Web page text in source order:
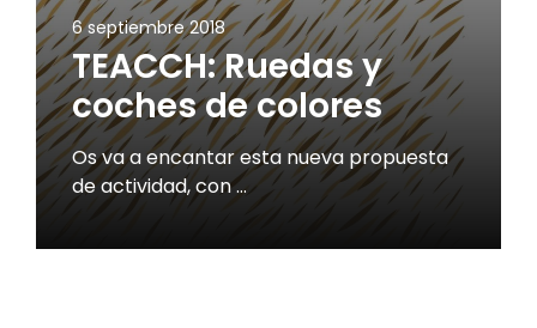
6 septiembre 2018
TEACCH: Ruedas y
coches de colores
Os va a encantar esta nueva propuesta
de actividad, con …